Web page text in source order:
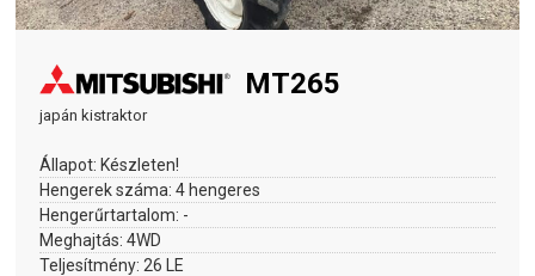
MT265
japán kistraktor
Állapot: Készleten!
Hengerek száma:4 hengeres
Hengerűrtartalom: -
Meghajtás:4WD
Teljesítmény: 26 LE